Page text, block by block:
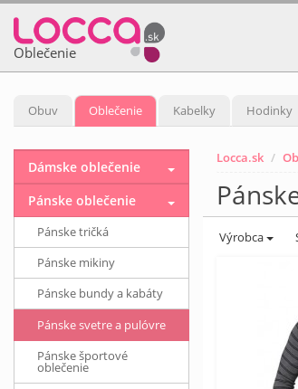
Oblečenie
Obuv Oblečenie Kabelky Hodinky
Locca.sk
Výrobca
Dámske oblečenie
Pánske oblečenie
Pánske tričká
Pánske mikiny
Pánske bundy a kabáty
Pánske svetre a pulóvre
Pánske športové
oblečenie